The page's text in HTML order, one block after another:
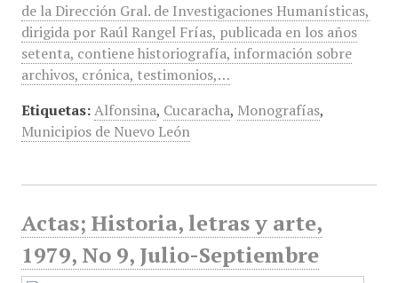
de la Dirección Gral. de Investigaciones Humanísticas,
dirigida por Raúl Rangel Frías, publicada en los años
setenta, contiene historiografía, información sobre
archivos, crónica, testimonios,…
Etiquetas: Alfonsina, Cucaracha, Monografías,
Municipios de Nuevo León
Actas; Historia, letras y arte,
1979, No 9, Julio-Septiembre